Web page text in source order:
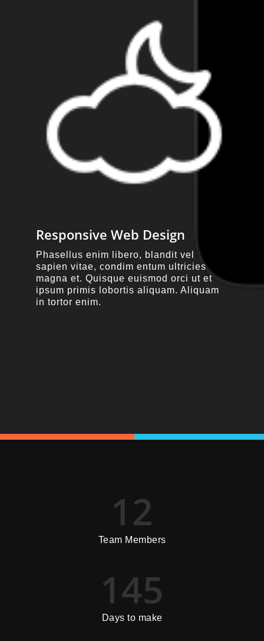
Responsive Web Design
Phasellus enim libero, blandit vel
sapien vitae, condim entum ultricies
magna et. Quisque euismod orci ut et
ipsum primis lobortis aliquam. Aliquam
in tortor enim.
12
Team Members
145
Days to make